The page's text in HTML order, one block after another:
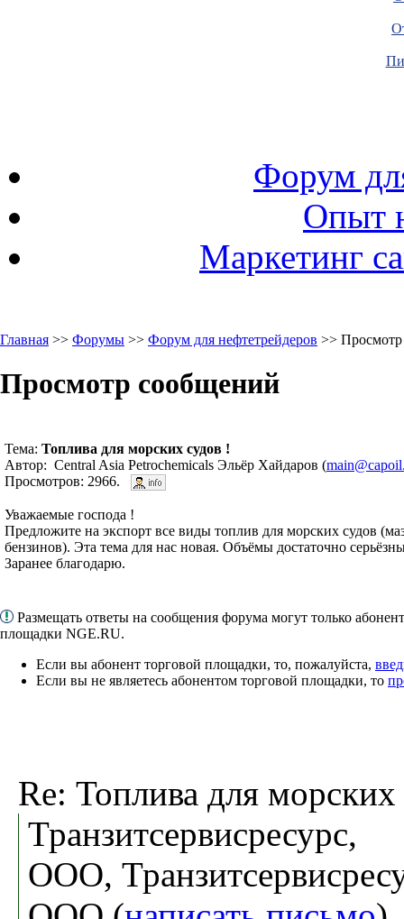
Форум
Опыт
Маркетинг
Главная >> Форумы >> Форум для нефтетрейдеров >>
Просмотр сообщений
Тема: Топлива для морских судов !
Автор: Central Asia Petrochemicals Эльёр Хайдаров (
Просмотров: 2966.
Уважаемые господа !
Предложите на экспорт все виды топлив для морских судов
бензинов). Эта тема для нас новая. Объёмы достаточно
Заранее благодарю.
Размещать ответы на сообщения форума могут только
площадки NGE.RU.
Если вы абонент торговой площадки, то, пожалуйста,
Если вы не являетесь абонентом торговой площадки, то
Re: Топлива для морских
Транзитсервисресурс,
ООО,